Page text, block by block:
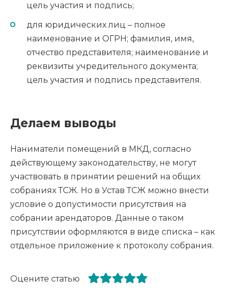
цель участия и подпись;
для юридических лиц – полное
наименование и ОГРН; фамилия, имя,
отчество представителя; наименование и
реквизиты учредительного документа;
цель участия и подпись представителя.
Делаем выводы
Наниматели помещений в МКД, согласно
действующему законодательству, не могут
участвовать в принятии решений на общих
собраниях ТСЖ. Но в Устав ТСЖ можно внести
условие о допустимости присутствия на
собрании арендаторов. Данные о таком
присутствии оформляются в виде списка – как
отдельное приложение к протоколу собрания.
Оцените статью